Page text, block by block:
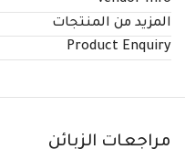
المزيد من المنتجات
Product Enquiry
مراجعات الزبائن